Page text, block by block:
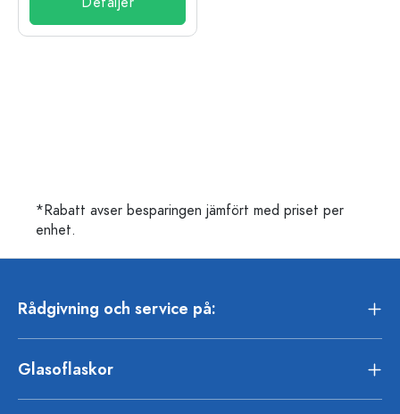
*Rabatt avser besparingen jämfört med priset per
enhet.
Rådgivning och service på:
Glasoflaskor